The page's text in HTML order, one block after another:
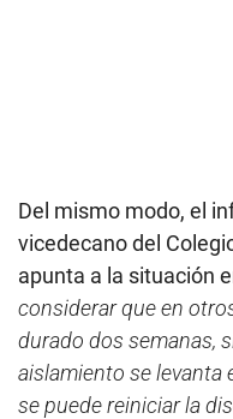
Del mismo modo, el
vicedecano del
apunta a la situación
considerar que en
durado dos semanas,
aislamiento se levanta
se puede reiniciar la